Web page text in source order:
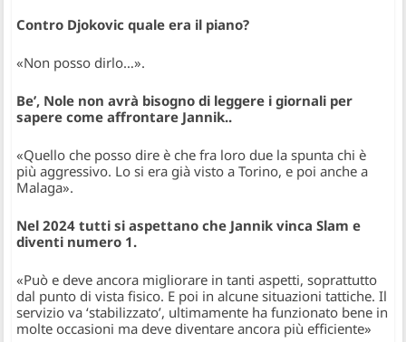
Contro Djokovic quale era il piano?
«Non posso dirlo…».
Be’, Nole non avrà bisogno di leggere i giornali per
sapere come affrontare Jannik..
«Quello che posso dire è che fra loro due la spunta chi è
più aggressivo. Lo si era già visto a Torino, e poi anche a
Malaga».
Nel 2024 tutti si aspettano che Jannik vinca Slam e
diventi numero 1.
«Può e deve ancora migliorare in tanti aspetti, soprattutto
dal punto di vista fisico. E poi in alcune situazioni tattiche. Il
servizio va ‘stabilizzato’, ultimamente ha funzionato bene in
molte occasioni ma deve diventare ancora più efficiente»